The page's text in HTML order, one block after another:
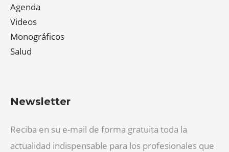
Agenda
Videos
Monográficos
Salud
Newsletter
Reciba en su e-mail de forma gratuita toda la
actualidad indispensable para los profesionales que